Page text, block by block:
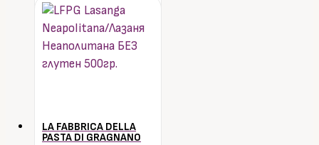
LA FABBRICA DELLA
PASTA DI GRAGNANO